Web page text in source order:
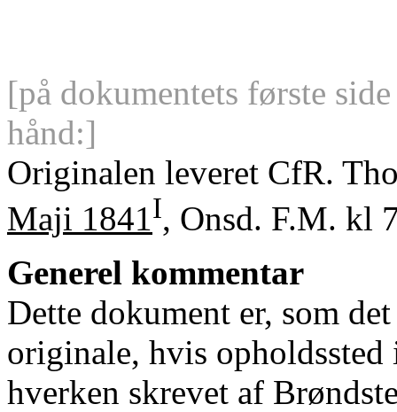
[på dokumentets første
hånd:]
Originalen leveret CfR.
Maji 1841I, Onsd. F.M. kl
Generel kommentar
Dette dokument er, som
originale, hvis
hverken skrevet af